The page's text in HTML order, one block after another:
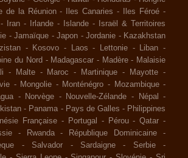
de la Réunion - Iles Canaries - Iles Féroé -
- Iran - Irlande - Islande -
Israël & Territoires
- Jamaïque - Japon - Jordanie - Kazakhstan
- Kosovo - Laos - Lettonie - Liban -
du Nord - Madagascar - Madère - Malaisie
- Malte - Maroc - Martinique - Mayotte -
- Mongolie - Monténégro - Mozambique -
- Norvège - Nouvelle-Zélande - Népal
-
- Panama - Pays de Galles - Philippines
Française - Portugal - Pérou -Qatar -
- Rwanda - République Dominicaine
-
- Salvador - Sardaigne - Serbie
-